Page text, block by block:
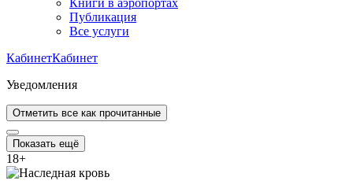
Книги в аэропортах
Публикация
Все услуги
КабинетКабинет
Уведомления
Отметить все как прочитанные
Показать ещё
18+